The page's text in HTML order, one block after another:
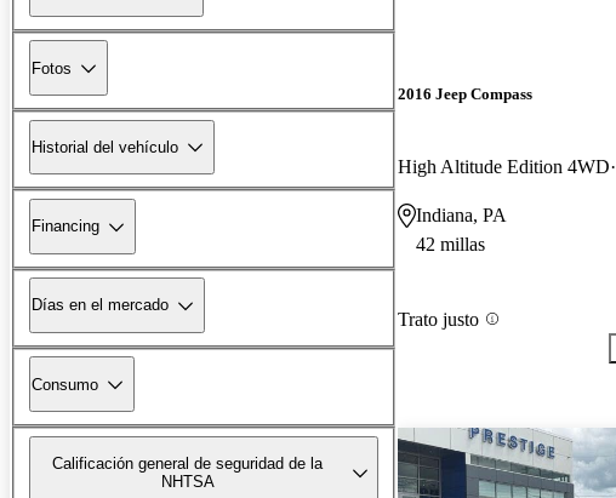
Fotos
Historial del vehículo
Financing
Días en el mercado
Consumo
Calificación general de seguridad de la
NHTSA
2016 Jeep Compass
High Altitude Edition 4WD
Indiana, PA
42 millas
Trato justo